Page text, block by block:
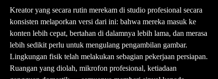
Kreator yang secara rutin merekam di studio profesional secara
konsisten melaporkan versi dari ini: bahwa mereka masuk ke
konten lebih cepat, bertahan di dalamnya lebih lama, dan merasa
lebih sedikit perlu untuk mengulang pengambilan gambar.
Lingkungan fisik telah melakukan sebagian pekerjaan persiapan.
Ruangan yang diolah, mikrofon profesional, ketiadaan